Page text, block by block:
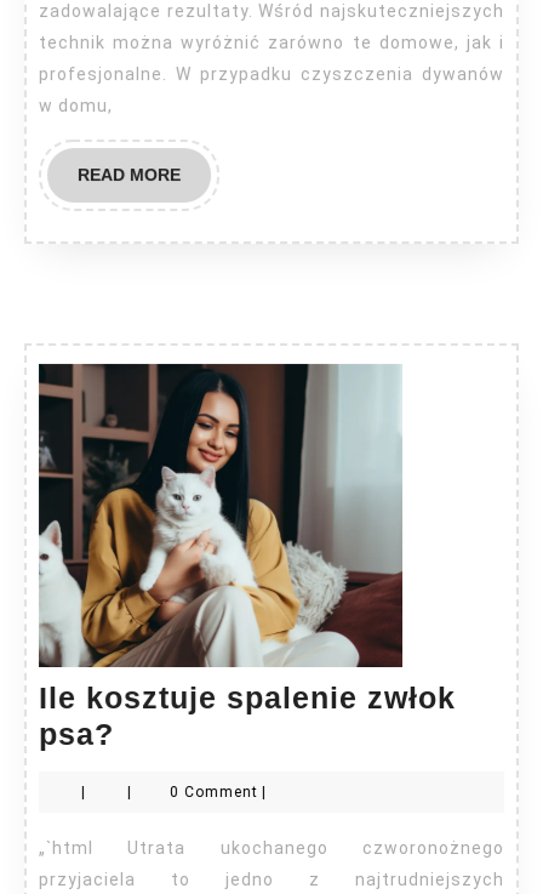
zadowalające rezultaty. Wśród najskuteczniejszych
technik można wyróżnić zarówno te domowe, jak i
profesjonalne. W przypadku czyszczenia dywanów
w domu,
READ MOREREAD
MORE
Ile kosztuje spalenie zwłok
psa?
spalenie
zwłok
psa?
| | 0 Comment |
„`html Utrata ukochanego czworonożnego
przyjaciela to jedno z najtrudniejszych